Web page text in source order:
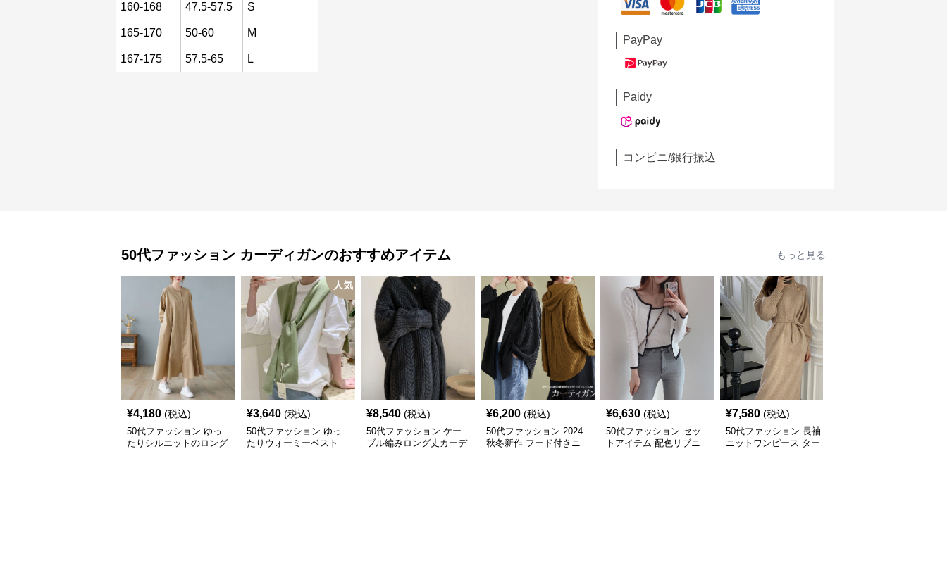
160-168 47.5-57.5 S
165-170 50-60 M
167-175 57.5-65 L
PayPay
Paidy
コンビニ/銀行振込
50代ファッション カーディガンのおすすめアイテム もっと見る
¥4,180 (税込)
50代ファッション ゆっ
たりシルエットのロング
人気
¥3,640 (税込)
50代ファッション ゆっ
たりウォーミーベスト
¥8,540 (税込)
50代ファッション ケー
ブル編みロング丈カーデ
¥6,200 (税込)
50代ファッション 2024
秋冬新作 フード付きニ
¥6,630 (税込)
50代ファッション セッ
トアイテム 配色リブニ
¥7,580 (税込)
50代ファッション 長袖
ニットワンピース ター